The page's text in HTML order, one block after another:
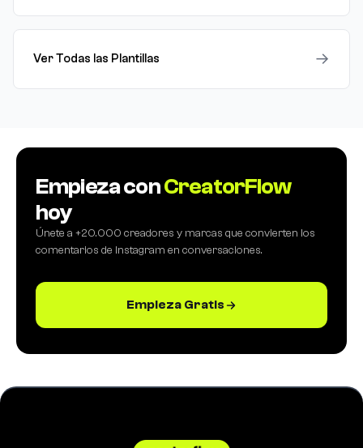
Ver Todas las Plantillas →
Empieza conCreatorFlow
hoy
Únete a +20.000 creadores y marcas que convierten los
comentarios de Instagram en conversaciones.
Empieza Gratis